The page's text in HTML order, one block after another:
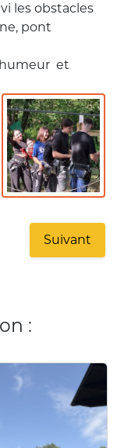
les obstacles
pont
humeur et
Suivant
: